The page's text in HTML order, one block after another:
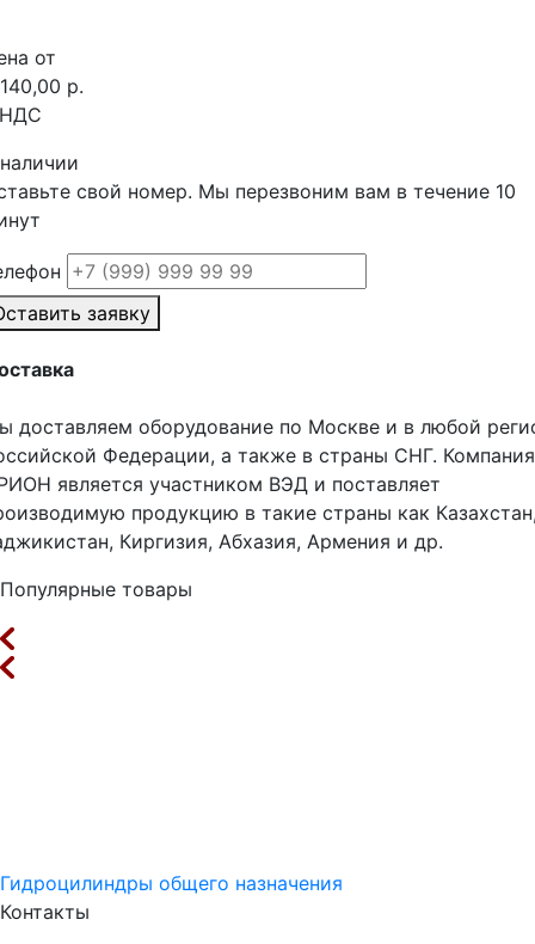
от
р.
свой номер. Мы перезвоним вам в течение 10
заявку
доставляем оборудование по Москве и в любой
Федерации, а также в страны СНГ. Компания
является участником ВЭД и поставляет
продукцию в такие страны как
Киргизия, Абхазия, Армения и др.
Популярные товары
Гидроцилиндры общего назначения
Контакты